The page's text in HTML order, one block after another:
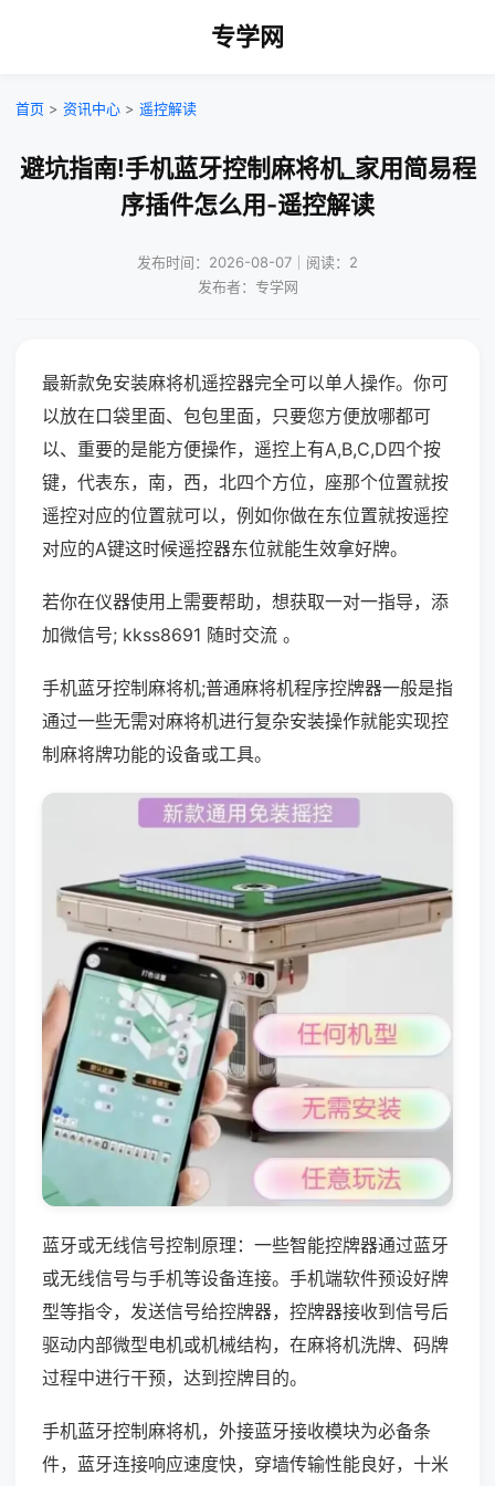
专学网
首页 > 资讯中心 > 遥控解读
避坑指南!手机蓝牙控制麻将机_家用简易程
序插件怎么用-遥控解读
发布时间：2026-08-07｜阅读：2
发布者：专学网
最新款免安装麻将机遥控器完全可以单人操作。你可
以放在口袋里面、包包里面，只要您方便放哪都可
以、重要的是能方便操作，遥控上有A,B,C,D四个按
键，代表东，南，西，北四个方位，座那个位置就按
遥控对应的位置就可以，例如你做在东位置就按遥控
对应的A键这时候遥控器东位就能生效拿好牌。
若你在仪器使用上需要帮助，想获取一对一指导，添
加微信号; kkss8691 随时交流 。
手机蓝牙控制麻将机;普通麻将机程序控牌器一般是指
通过一些无需对麻将机进行复杂安装操作就能实现控
制麻将牌功能的设备或工具。
蓝牙或无线信号控制原理：一些智能控牌器通过蓝牙
或无线信号与手机等设备连接。手机端软件预设好牌
型等指令，发送信号给控牌器，控牌器接收到信号后
驱动内部微型电机或机械结构，在麻将机洗牌、码牌
过程中进行干预，达到控牌目的。
手机蓝牙控制麻将机，外接蓝牙接收模块为必备条
件，蓝牙连接响应速度快，穿墙传输性能良好，十米